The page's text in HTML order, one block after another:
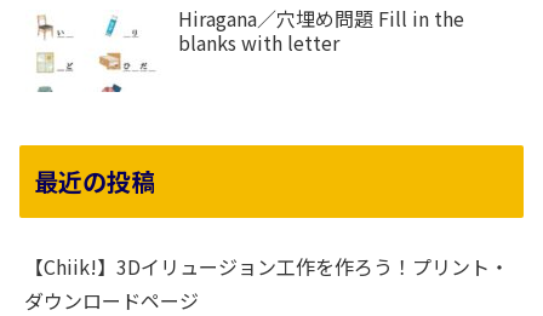
Hiragana／穴埋め問題 Fill in the
blanks with letter
最近の投稿
【Chiik!】3Dイリュージョン工作を作ろう！プリント・
ダウンロードページ